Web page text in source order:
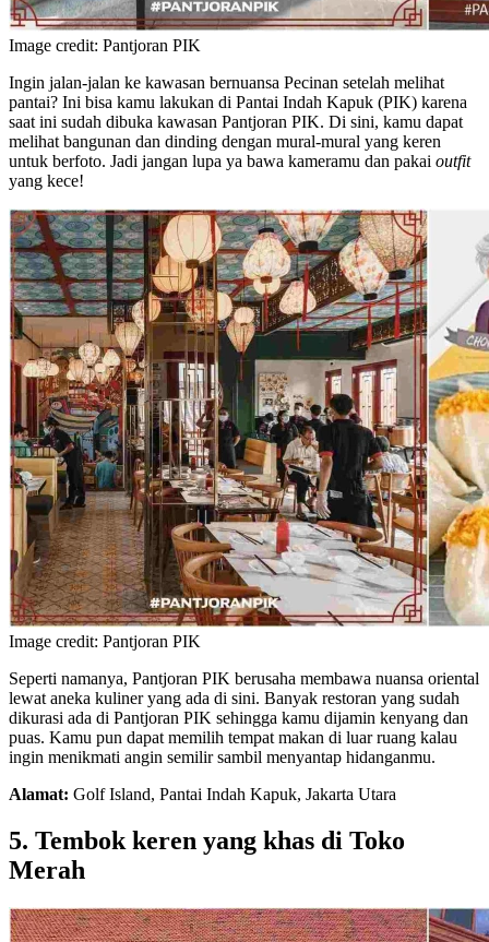
Image credit: Pantjoran PIK
Ingin jalan-jalan ke kawasan bernuansa Pecinan setelah melihat
pantai? Ini bisa kamu lakukan di Pantai Indah Kapuk (PIK) karena
saat ini sudah dibuka kawasan Pantjoran PIK. Di sini, kamu dapat
melihat bangunan dan dinding dengan mural-mural yang keren
untuk berfoto. Jadi jangan lupa ya bawa kameramu dan pakai outfit
yang kece!
Image credit: Pantjoran PIK
Seperti namanya, Pantjoran PIK berusaha membawa nuansa oriental
lewat aneka kuliner yang ada di sini. Banyak restoran yang sudah
dikurasi ada di Pantjoran PIK sehingga kamu dijamin kenyang dan
puas. Kamu pun dapat memilih tempat makan di luar ruang kalau
ingin menikmati angin semilir sambil menyantap hidanganmu.
Alamat: Golf Island, Pantai Indah Kapuk, Jakarta Utara
5. Tembok keren yang khas di Toko
Merah